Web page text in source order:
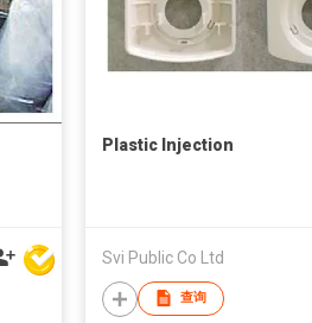
Plastic Injection
Svi Public Co Ltd
查询